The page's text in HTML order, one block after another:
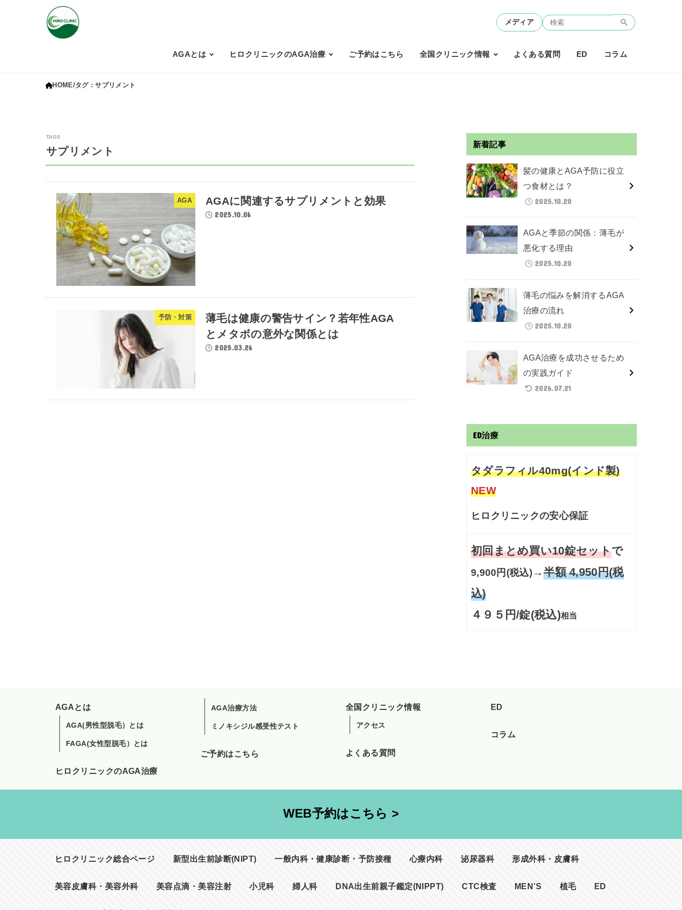
メディア
AGAとは ヒロクリニックのAGA治療 ご予約はこちら 全国クリニック情報 よくある質問 ED コラム
HOME タグ : サプリメント
サプリメント
AGA AGAに関連するサプリメントと効果
2025.10.06
予防・対策
薄毛は健康の警告サイン？若年性AGA
とメタボの意外な関係とは
2025.03.26
新着記事
髪の健康とAGA予防に役立
つ食材とは？
2025.10.20
AGAと季節の関係：薄毛が
悪化する理由
2025.10.20
薄毛の悩みを解消するAGA
治療の流れ
2025.10.20
AGA治療を成功させるため
の実践ガイド
2026.07.21
ED治療
タダラフィル40mg(インド製)
NEW
ヒロクリニックの安心保証
初回まとめ買い10錠セットで
9,900円(税込)→半額 4,950円(税
込)
４９５円/錠(税込)相当
AGAとは
AGA(男性型脱毛）とは
FAGA(女性型脱毛）とは
ヒロクリニックのAGA治療
AGA治療方法
ミノキシジル感受性テスト
ご予約はこちら
全国クリニック情報
アクセス
よくある質問
ED
コラム
WEB予約はこちら >
ヒロクリニック総合ページ 新型出生前診断(NIPT) 一般内科・健康診断・予防接種 心療内科 泌尿器科 形成外科・皮膚科
美容皮膚科・美容外科 美容点滴・美容注射 小児科 婦人科 DNA出生前親子鑑定(NIPPT) CTC検査 MEN’S 植毛 ED